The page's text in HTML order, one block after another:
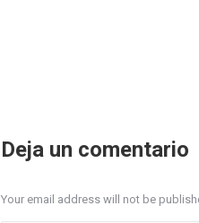
Deja un comentario
Your email address will not be